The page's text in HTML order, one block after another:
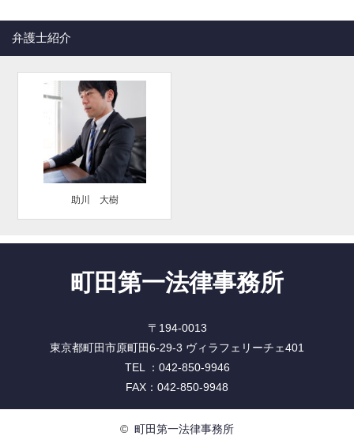
弁護士紹介
助川 大樹
町田第一法律事務所
〒194-0013
東京都町田市原町田6-29-3 ヴィラフェリーチェ401
TEL ：042-850-9946
FAX：042-850-9948
© 町田第一法律事務所